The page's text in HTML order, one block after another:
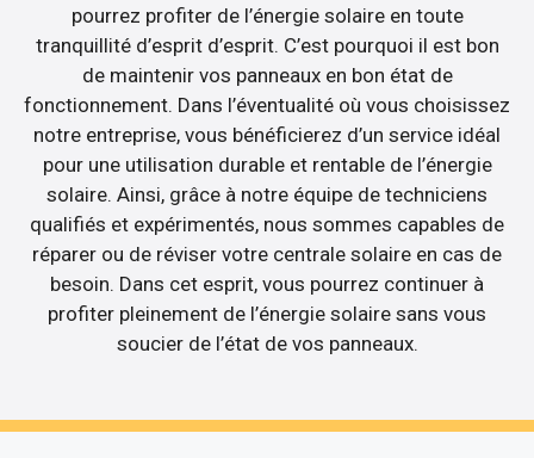
pourrez profiter de l’énergie solaire en toute
tranquillité d’esprit d’esprit. C’est pourquoi il est bon
de maintenir vos panneaux en bon état de
fonctionnement. Dans l’éventualité où vous choisissez
notre entreprise, vous bénéficierez d’un service idéal
pour une utilisation durable et rentable de l’énergie
solaire. Ainsi, grâce à notre équipe de techniciens
qualifiés et expérimentés, nous sommes capables de
réparer ou de réviser votre centrale solaire en cas de
besoin. Dans cet esprit, vous pourrez continuer à
profiter pleinement de l’énergie solaire sans vous
soucier de l’état de vos panneaux.